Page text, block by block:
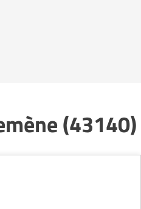
(43140)